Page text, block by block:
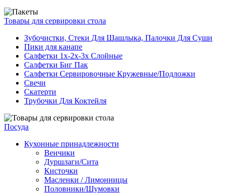
Товары для сервировки стола
Зубочистки, Стеки Для Шашлыка, Палочки Для Суши
Пики для канапе
Салфетки 1х-2х-3х Слойные
Салфетки Биг Пак
Салфетки Сервировочные Кружевные/Подложки
Свечи
Скатерти
Трубочки Для Коктейля
Посуда
Кухонные принадлежности
Венчики
Дуршлаги/Сита
Кисточки
Масленки / Лимонницы
Половники/Шумовки